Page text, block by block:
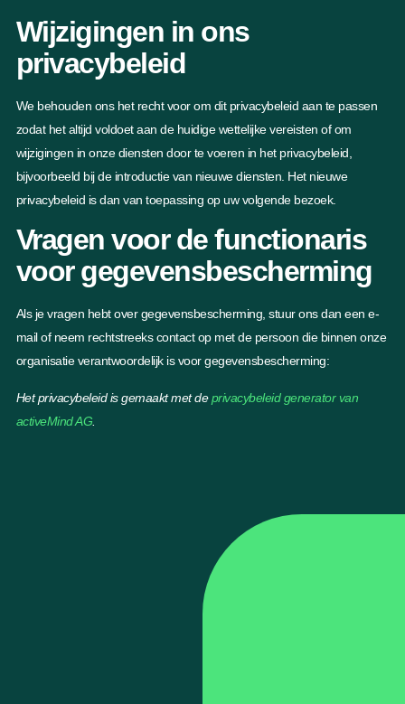
Wijzigingen in ons
privacybeleid
We behouden ons het recht voor om dit privacybeleid aan te passen
zodat het altijd voldoet aan de huidige wettelijke vereisten of om
wijzigingen in onze diensten door te voeren in het privacybeleid,
bijvoorbeeld bij de introductie van nieuwe diensten. Het nieuwe
privacybeleid is dan van toepassing op uw volgende bezoek.
Vragen voor de functionaris
voor gegevensbescherming
Als je vragen hebt over gegevensbescherming, stuur ons dan een e-
mail of neem rechtstreeks contact op met de persoon die binnen onze
organisatie verantwoordelijk is voor gegevensbescherming:
Het privacybeleid is gemaakt met deprivacybeleid generator van
activeMind AG